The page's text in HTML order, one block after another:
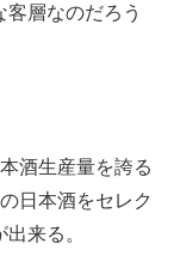
層なのだろう
酒生産量を誇る
日本酒をセレク
来る。